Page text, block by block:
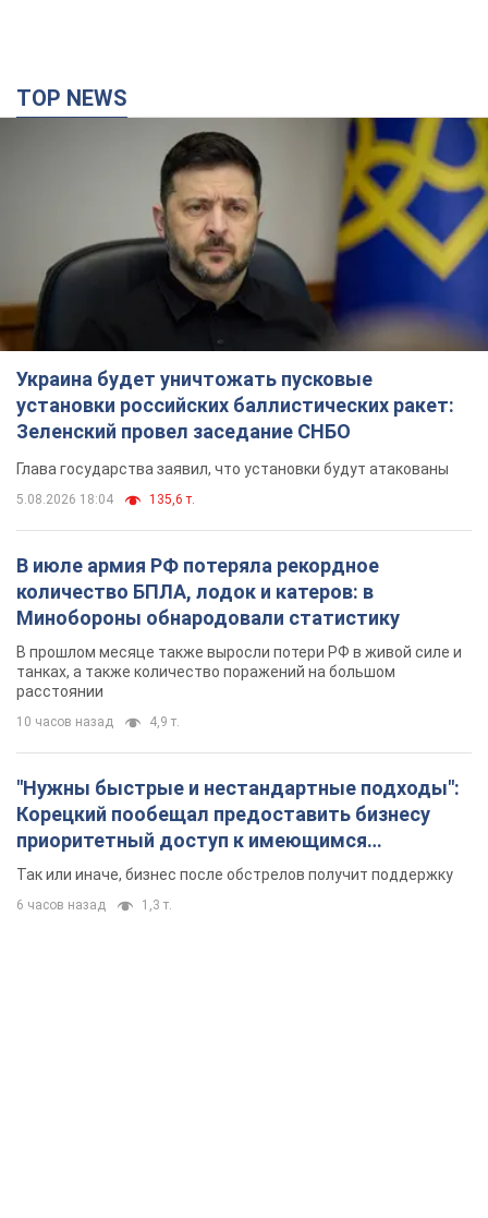
TOP NEWS
Украина будет уничтожать пусковые
установки российских баллистических ракет:
Зеленский провел заседание СНБО
Глава государства заявил, что установки будут атакованы
5.08.2026 18:04 135,6 т.
В июле армия РФ потеряла рекордное
количество БПЛА, лодок и катеров: в
Минобороны обнародовали статистику
В прошлом месяце также выросли потери РФ в живой силе и
танках, а также количество поражений на большом
расстоянии
10 часов назад 4,9 т.
"Нужны быстрые и нестандартные подходы":
Корецкий пообещал предоставить бизнесу
приоритетный доступ к имеющимся
складским помещениям
Так или иначе, бизнес после обстрелов получит поддержку
6 часов назад 1,3 т.